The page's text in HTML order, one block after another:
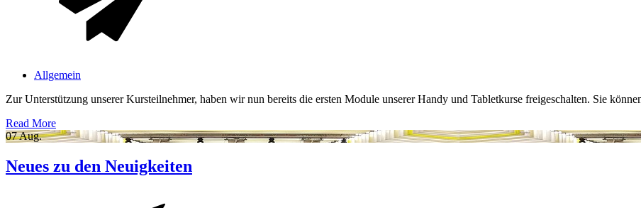
Allgemein
Zur Unterstützung unserer Kursteilnehmer, haben wir nun bereits die ersten Module unserer Handy und Tabletkurse freigeschalten. Sie
Read More
07Aug.
Neues zu den Neuigkeiten